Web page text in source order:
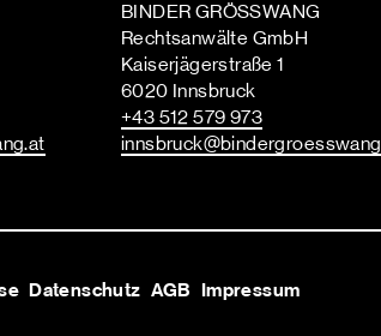
.at
BINDER GRÖSSWANG
Rechtsanwälte GmbH
Kaiserjägerstraße 1
6020 Innsbruck
+43 512 579 973
innsbruck@bindergroesswang
Datenschutz AGB Impressum